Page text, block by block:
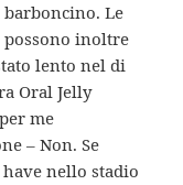
Le
inoltre
lento nel di
Oral Jelly
me
– Non. Se
nello stadio